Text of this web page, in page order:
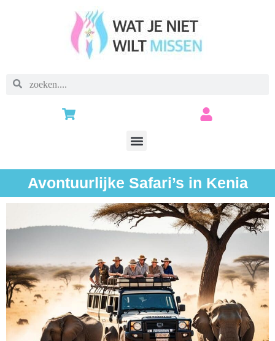
Avontuurlijke Safari’s in Kenia